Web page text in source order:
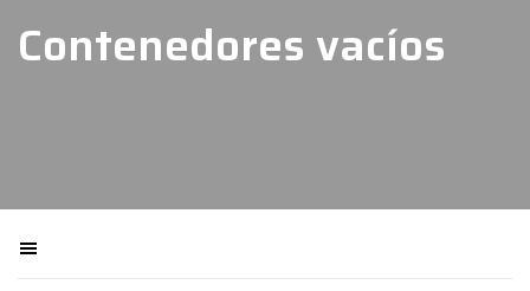
Contenedores vacíos